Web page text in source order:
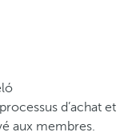
d’achat et
aux membres.